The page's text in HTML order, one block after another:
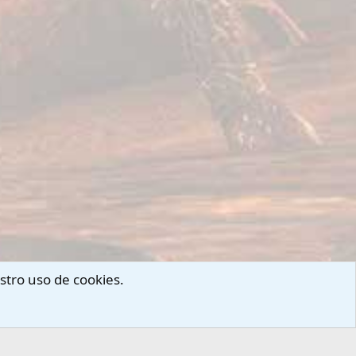
Términos y reglas
uso de cookies.